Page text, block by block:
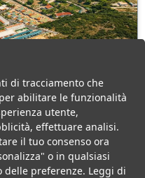
ideale per famiglie
di tracciamento che
abilitare le funzionalità
utente,
effettuare analisi.
il tuo consenso ora
o in qualsiasi
delle preferenze. Leggi di